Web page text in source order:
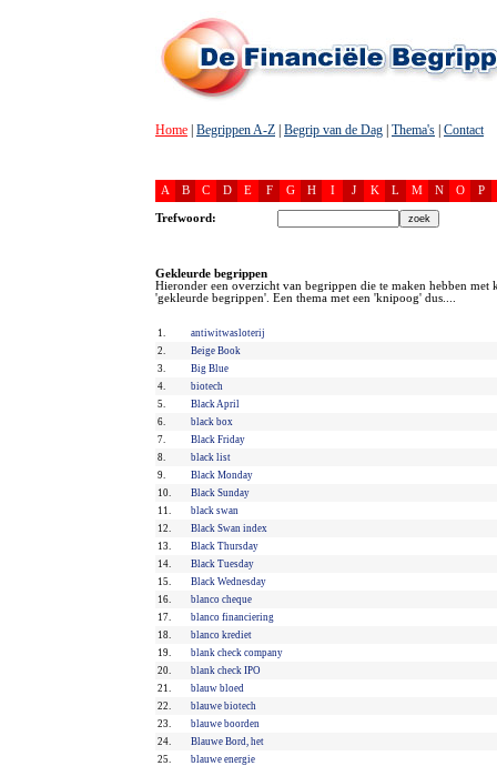
Home Begrippen A-Z Begrip van de Dag Thema's Contact
A B C D E F G H I J K L M N O P
Trefwoord:
Gekleurde begrippen
Hieronder een overzicht van begrippen die te maken hebben met
'gekleurde begrippen'. Een thema met een 'knipoog' dus....
1.
antiwitwasloterij
2.
Beige Book
3.
Big Blue
4.
biotech
5.
Black April
6.
black box
7.
Black Friday
8.
black list
9.
Black Monday
10.
Black Sunday
11.
black swan
12.
Black Swan index
13.
Black Thursday
14.
Black Tuesday
15.
Black Wednesday
16.
blanco cheque
17.
blanco financiering
18.
blanco krediet
19.
blank check company
20.
blank check IPO
21.
blauw bloed
22.
blauwe biotech
23.
blauwe boorden
24.
Blauwe Bord, het
25.
blauwe energie